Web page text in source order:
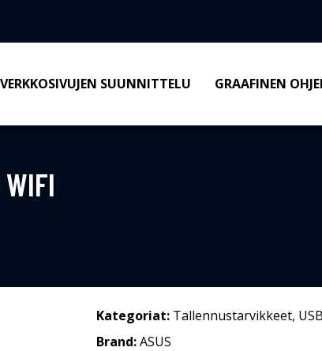
VERKKOSIVUJEN SUUNNITTELU GRAAFINEN
WIFI
Kategoriat: Tallennustarvikkeet,
Brand:ASUS